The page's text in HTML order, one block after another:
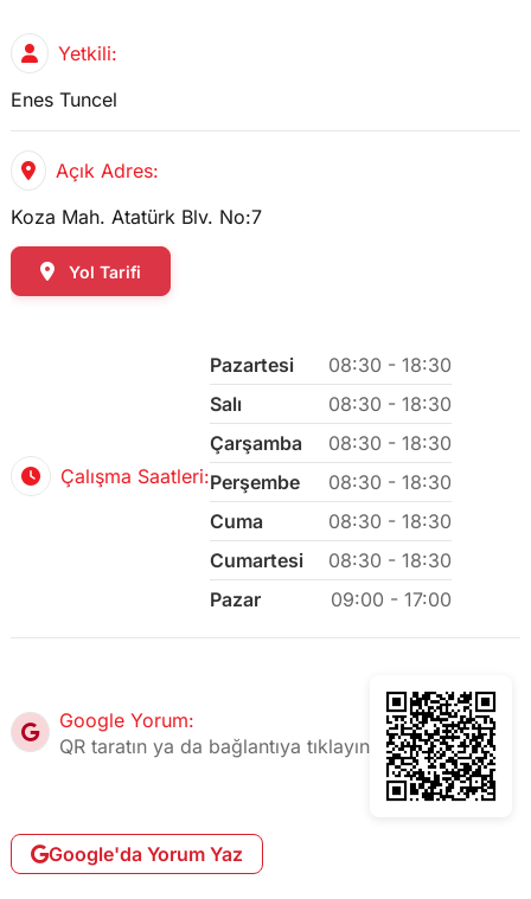
Yetkili:
Enes Tuncel
Açık Adres:
Koza Mah. Atatürk Blv. No:7
Yol Tarifi
Çalışma Saatleri:
Pazartesi
08:30 - 18:30
Salı
08:30 - 18:30
Çarşamba
08:30 - 18:30
Perşembe
08:30 - 18:30
Cuma
08:30 - 18:30
Cumartesi
08:30 - 18:30
Pazar
09:00 - 17:00
Google Yorum:
QR taratın ya da bağlantıya tıklayın
Google'da Yorum Yaz